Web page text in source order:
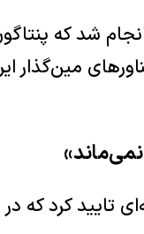
شد که
مین‌گذار
تایید کرد که